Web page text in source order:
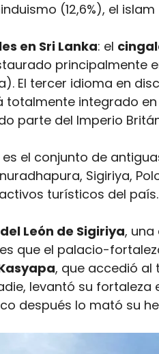
(12,6%), el
en Sri Lanka: el
principalmente
El tercer idioma en
totalmente integrado
parte del Imperio
es el conjunto de
Sigiriya,
turísticos del país.
León de Sigiriya,
que el palacio-
, que accedió al
levantó su fortaleza
después lo mató su